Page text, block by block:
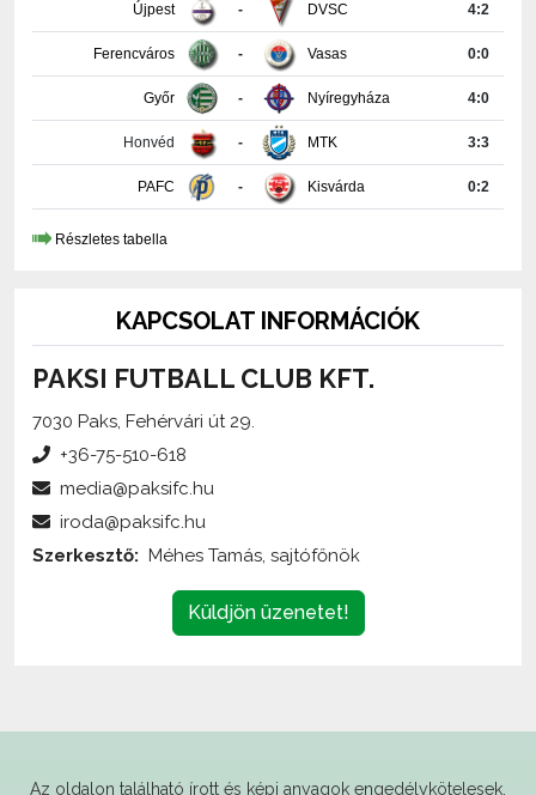
Újpest - DVSC 4:2
Ferencváros - Vasas 0:0
Győr - Nyíregyháza 4:0
Honvéd - MTK 3:3
PAFC - Kisvárda 0:2
Részletes tabella
KAPCSOLAT INFORMÁCIÓK
PAKSI FUTBALL CLUB KFT.
7030 Paks, Fehérvári út 29.
+36-75-510-618
media@paksifc.hu
iroda@paksifc.hu
Szerkesztő: Méhes Tamás, sajtófőnök
Küldjön üzenetet!
Az oldalon található írott és képi anyagok engedélykötelesek